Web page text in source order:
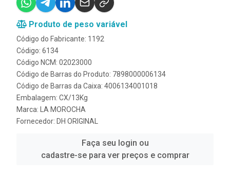
Produto de peso variável
Código do Fabricante: 1192
Código: 6134
Código NCM: 02023000
Código de Barras do Produto: 7898000006134
Código de Barras da Caixa: 4006134001018
Embalagem: CX/13Kg
Marca:
LA MOROCHA
Fornecedor: DH ORIGINAL
Faça seu login ou
cadastre-se para ver preços e comprar